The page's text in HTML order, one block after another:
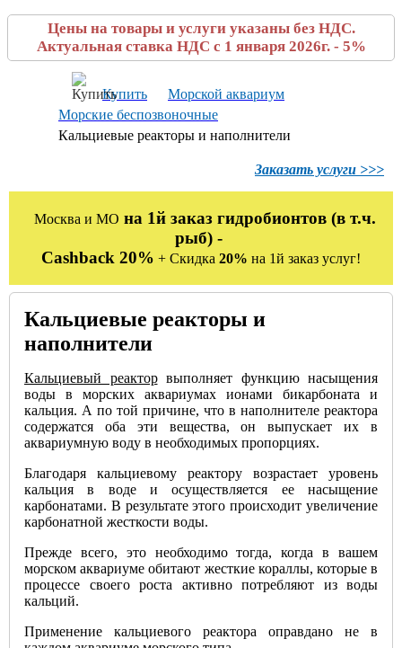
Цены на товары и услуги указаны без НДС.
Актуальная ставка НДС с 1 января 2026г. - 5%
Купить
Морской аквариум
Морские беспозвоночные
Кальциевые реакторы и наполнители
Заказать услуги >>>
Москва и МО на 1й заказ гидробионтов (в т.ч.
рыб) -
Cashback 20% + Скидка 20% на 1й заказ услуг!
Кальциевые реакторы и
наполнители
Кальциевый реакторвыполняет функцию насыщения
воды в морских аквариумах ионами бикарбоната и
кальция. А по той причине, что в наполнителе реактора
содержатся оба эти вещества, он выпускает их в
аквариумную воду в необходимых пропорциях.
Благодаря кальциевому реактору возрастает уровень
кальция в воде и осуществляется ее насыщение
карбонатами. В результате этого происходит увеличение
карбонатной жесткости воды.
Прежде всего, это необходимо тогда, когда в вашем
морском аквариуме обитают жесткие кораллы, которые в
процессе своего роста активно потребляют из воды
кальций.
Применение кальциевого реактора оправдано не в